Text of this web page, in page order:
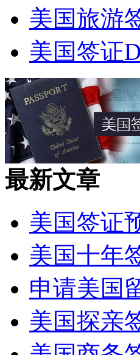
美国旅游
美国签证
最新文章
美国签证
美国十年
申请美国
美国探亲